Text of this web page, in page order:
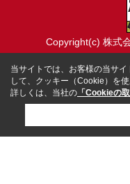
Copyright(c) 株式
当サイトでは、お客様の当サ
して、クッキー（Cookie）を使
詳しくは、当社の 「Cookieの